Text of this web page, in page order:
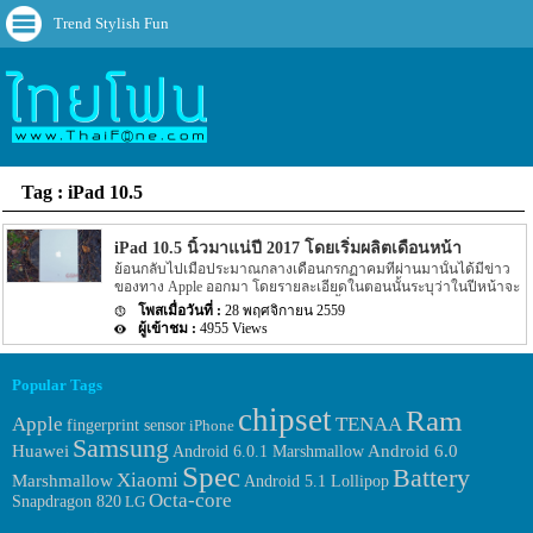
Trend Stylish Fun
Tag : iPad 10.5
iPad 10.5 นิ้วมาแน่ปี 2017 โดยเริ่มผลิตเดือนหน้า
ย้อนกลับไปเมื่อประมาณกลางเดือนกรกฏาคมที่ผ่านมานั้นได้มีข่าว
ของทาง Apple ออกมา โดยรายละเอียดในตอนนั้นระบุว่าในปีหน้าจะ
มี iPad 3 รุ่นใหม่ถุกเปิดตัวออกมา อีกทั้งข่าวยังได้ระบุว่า สำหรับหน้า
จอแบบ AMOLED นั้นจะมาภายในปี 2018 โดยล่าสุดนั้นก็มีข่าวของ
iPad รุ่นใหม่ออกมาอีกครั้ง สำหรับข่าวล่าสุดของ iPad 10.5 นิ้ว รุ่นใหม่
ของทาง Apple นั้นระบุว่าทาง Apple นั้นจะเริ่มผลิต tablet รุ่นใหม่
ได้ระบุออกมาอีกว่า iPad 2 รุ่นใหม่อย่าง 10.5″ iPad และรุ่น 12.9 นิ้ว
นั้นน่าจะถูกเปิดตัวออกมาพร้อมๆ กัน โดยทั้ง 2 รุ่นนั้นจะถูกขับเคลื่อน
ตัวเครื่องด้วย chipset อย่าง Apple A10X โดยรุ่น 10.5 นิ้วนั้นคาด
การณ์กันว่าน่าจะขายได้ […]
28 พฤศจิกายน 2559
4955 Views
Popular Tags
Apple fingerprint sensor iPhone chipsetTENAARam
Huawei Samsung Android 6.0.1 MarshmallowAndroid 6.0
MarshmallowXiaomi Spec Android 5.1 Lollipop Battery
Snapdragon 820 LG Octa-core